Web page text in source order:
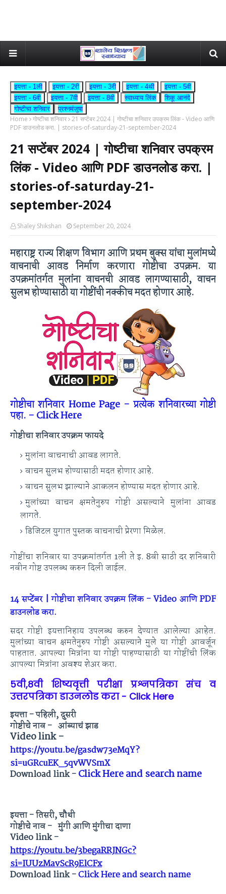
इयत्ता - 1ली इयत्ता - 2री इयत्ता - 3री इयत्ता - 4थी
इयत्ता - 5वी
इयत्ता - 6वी
इयत्ता - 7वी इयत्ता - 8वी स्वाध्याय लिंक
शिकू आनंदे
गोष्टीचा शनिवार
प्रश्नमंजुषा
Home गोष्टीचा शनिवार 21 सप्टेंबर 2024 | गोष्टीचा शनिवार उपक्रम लिंक - Video आणि
PDF डाउनलोड करा. | stories-of-saturday-21-september-2024
21 सप्टेंबर 2024 | गोष्टीचा शनिवार उपक्रम
लिंक - Video आणि PDF डाउनलोड करा. |
stories-of-saturday-21-
september-2024
Shaley Shikshan September 20, 2024
महाराष्ट्र राज्य शिक्षण विभाग आणि प्रथम बुक्स यांचा मुलांमध्ये
वाचनाची आवड निर्माण करणारा गोष्टीचा उपक्रम. या
उपक्रमांतर्गत मुलांना वाचनची आवड लागण्यासाठी, वाचन
सुलभ होण्यासाठी या गोष्टींची नक्कीच मदत होणार आहे.
गोष्टीचा शनिवार Home Page - प्रत्येक शनिवारच्या गोष्टी
पहा. - Click Here
गोष्टीचा शनिवार उपक्रम फायदे
मुलांना वाचनाची आवड लागते.
वाचन सुलभ होण्यासाठी मदत होणार आहे.
वाचन सुलभ झाल्याने आकलन होण्यास मदत होणार आहे.
मुलांच्या वाचन क्षमतेनुरुप गोष्टी असल्याने मुलांना आवड
लागते.
डिजिटल युगात पुस्तक वाचनाची प्रेरणा मिळेल.
गोष्टींचा शनिवार या उपक्रमांतर्गत 1ली ते इ. 8वी साठी दर शनिवारी
नवीन गोष्ट उपलब्ध करुन दिली जाईल.
14 सप्टेंबर | गोष्टीचा शनिवार उपक्रम लिंक - Video आणि PDF
डाउनलोड करा.
सदर गोष्टी इयत्तानिहाय उपलब्ध करुन देण्यात आलेल्या आहेत.
मुलांच्या वाचन क्षमतेनुरुप गोष्टी असल्याने मुले या गोष्टी आवर्जून
पाहतात. आपल्या मित्रांना या गोष्टी पाहण्यासाठी या गोष्टींची लिंक
आपल्या मित्रांना अवश्य शेअर करा.
5वी,8वी शिष्यवृत्ती परीक्षा प्रश्नपत्रिका संच व
उत्तरपत्रिका डाउनलोड करा - Click Here
इयत्ता - पहिली, दुसरी
गोष्टीचे नाव - आंब्याचं झाड
Video link -
https://youtu.be/gasdw73eMqY?
si=uGRcuEK_5qvWVSmX
Download link -Click Here and search name
इयत्ता - तिसरी, चौथी
गोष्टीचे नाव - मुंगी आणि मुंगीचा दाणा
Video link -
https://youtu.be/3begaRRJNGc?
si=IUUzMavScR9ElCFx
Download link -Click Here and search name